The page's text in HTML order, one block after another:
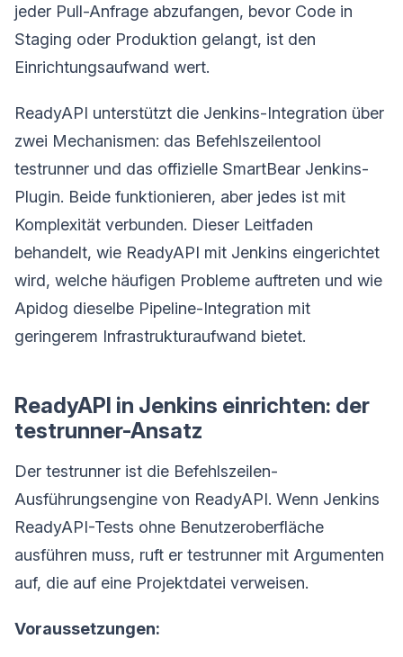
jeder Pull-Anfrage abzufangen, bevor Code in
Staging oder Produktion gelangt, ist den
Einrichtungsaufwand wert.
ReadyAPI unterstützt die Jenkins-Integration über
zwei Mechanismen: das Befehlszeilentool
testrunner und das offizielle SmartBear Jenkins-
Plugin. Beide funktionieren, aber jedes ist mit
Komplexität verbunden. Dieser Leitfaden
behandelt, wie ReadyAPI mit Jenkins eingerichtet
wird, welche häufigen Probleme auftreten und wie
Apidog dieselbe Pipeline-Integration mit
geringerem Infrastrukturaufwand bietet.
ReadyAPI in Jenkins einrichten: der
testrunner-Ansatz
Der testrunner ist die Befehlszeilen-
Ausführungsengine von ReadyAPI. Wenn Jenkins
ReadyAPI-Tests ohne Benutzeroberfläche
ausführen muss, ruft er testrunner mit Argumenten
auf, die auf eine Projektdatei verweisen.
Voraussetzungen: